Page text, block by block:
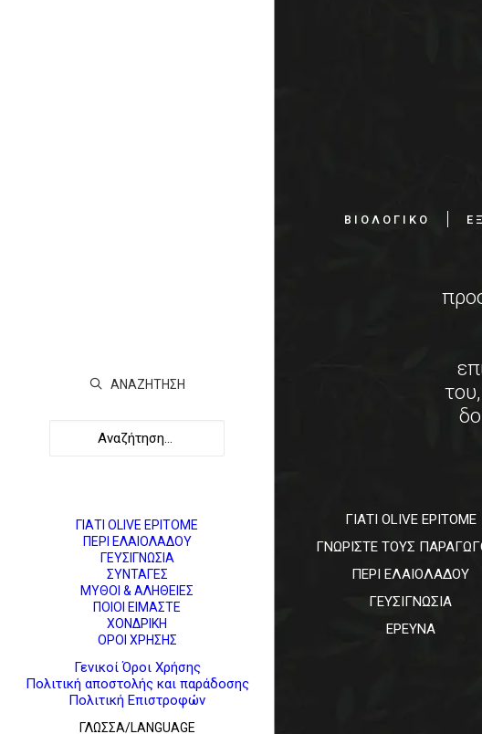
ΑΝΑΖΉΤΗΣΗ
ΓΙΑΤΙ OLIVE EPITOME
ΠΕΡΙ ΕΛΑΙΟΛΑΔΟΥ
ΓΕΥΣΙΓΝΩΣΙΑ
ΣΥΝΤΑΓΕΣ
ΜΥΘΟΙ & ΑΛΗΘΕΙΕΣ
ΠΟΙΟΙ ΕΙΜΑΣΤΕ
ΧΟΝΔΡΙΚΗ
ΟΡΟΙ ΧΡΗΣΗΣ
Γενικοί Όροι Χρήσης
Πολιτική αποστολής και παράδοσης
Πολιτική Επιστροφών
ΓΛΩΣΣΑ/LANGUAGE
ΒΙΟΛΟΓΙΚΟ
ΓΙΑΤΙ OLIVE EPITOME
ΓΝΩΡΙΣΤΕ ΤΟΥΣ
ΠΕΡΙ ΕΛΑΙΟΛΑΔΟΥ
ΓΕΥΣΙΓΝΩΣΙΑ
ΕΡΕΥΝΑ